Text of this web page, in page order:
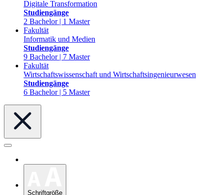
Digitale Transformation
Studiengänge
2 Bachelor | 1 Master
Fakultät
Informatik und Medien
Studiengänge
9 Bachelor | 7 Master
Fakultät
Wirtschaftswissenschaft und Wirtschaftsingenieurwesen
Studiengänge
6 Bachelor | 5 Master
Schriftgröße